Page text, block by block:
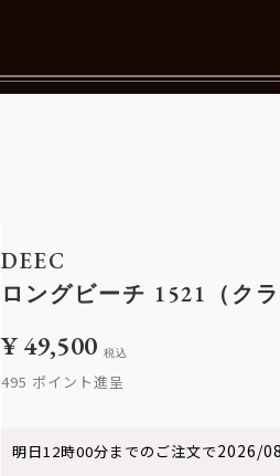
DEEC
ロングビーチ 1521（ク
¥49,500 税込
495
明日12時00分までのご注文で2026/